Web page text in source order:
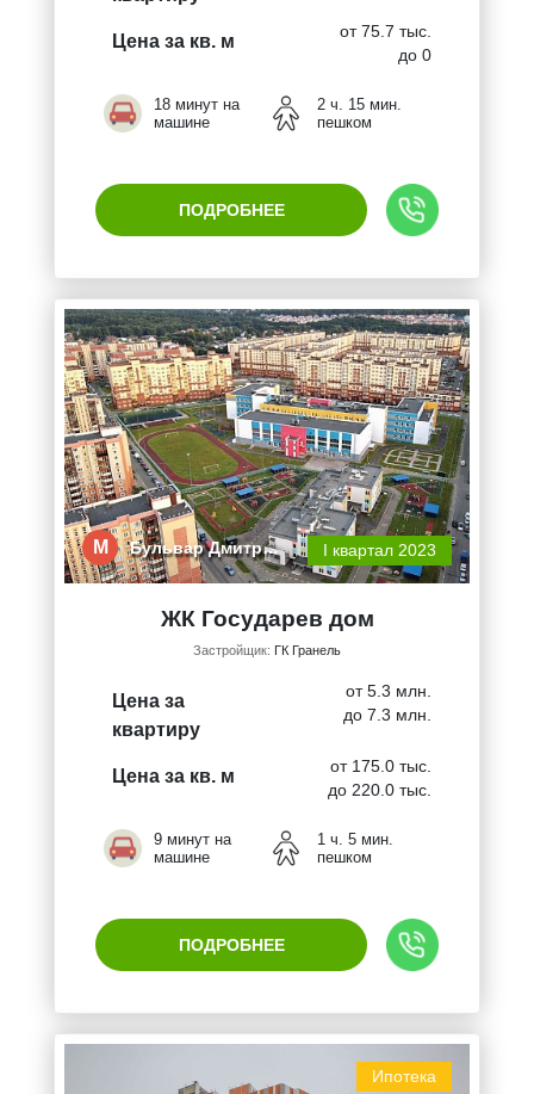
Цена за кв. м
от 75.7 тыс.
до 0
18 минут на
машине
2 ч. 15 мин.
пешком
ПОДРОБНЕЕ
М Бульвар Дмитр… I квартал 2023
ЖК Государев дом
Застройщик: ГК Гранель
Цена за
квартиру
от 5.3 млн.
до 7.3 млн.
Цена за кв. м
от 175.0 тыс.
до 220.0 тыс.
9 минут на
машине
1 ч. 5 мин.
пешком
ПОДРОБНЕЕ
Ипотека